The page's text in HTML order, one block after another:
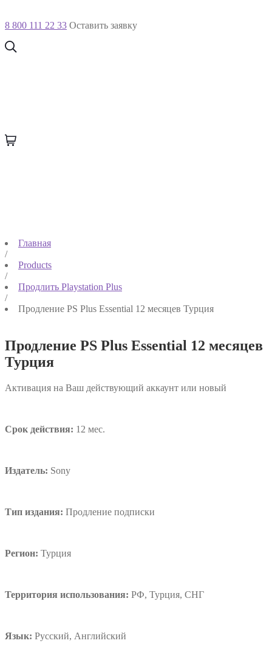
8 800 111 22 33 Оставить заявку
Главная
/
Products
/
Продлить Playstation Plus
/
Продление PS Plus Essential 12 месяцев Турция
Продление PS Plus Essential 12 месяцев
Турция
Активация на Ваш действующий аккаунт или новый
Срок действия: 12 мес.
Издатель: Sony
Тип издания: Продление подписки
Регион: Турция
Территория использования: РФ, Турция, СНГ
Язык: Русский, Английский